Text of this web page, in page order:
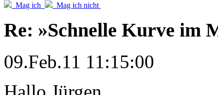
Mag ich
Mag ich nicht
Re: »Schnelle Kurve im
09.Feb.11 11:15:00